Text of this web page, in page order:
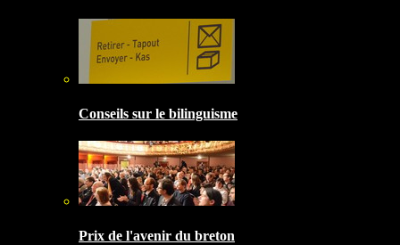
Conseils sur le bilinguisme
Prix de l'avenir du breton